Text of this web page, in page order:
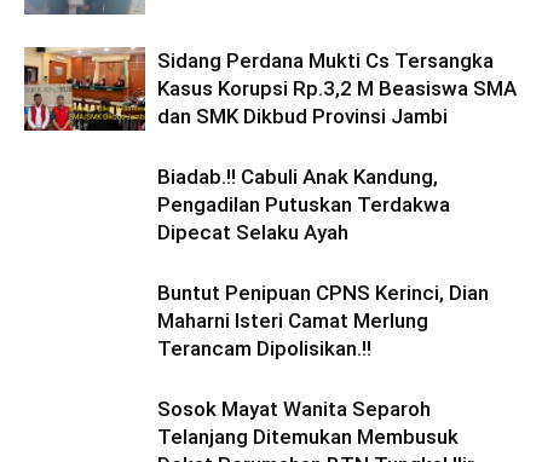
Sidang Perdana Mukti Cs Tersangka
Kasus Korupsi Rp.3,2 M Beasiswa SMA
dan SMK Dikbud Provinsi Jambi
Biadab.!! Cabuli Anak Kandung,
Pengadilan Putuskan Terdakwa
Dipecat Selaku Ayah
Buntut Penipuan CPNS Kerinci, Dian
Maharni Isteri Camat Merlung
Terancam Dipolisikan.!!
Sosok Mayat Wanita Separoh
Telanjang Ditemukan Membusuk